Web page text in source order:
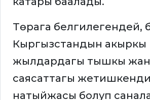
Төрага белгилегендей,
Кыргызстандын акыркы
жылдардагы тышкы
саясаттагы
натыйжасы болуп